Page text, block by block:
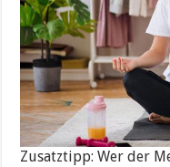
Zusatztipp: Wer der